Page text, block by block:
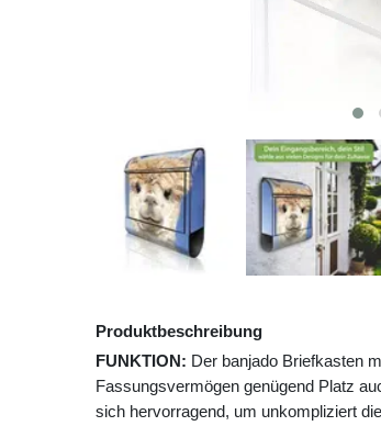
Produktbeschreibung
FUNKTION: Der banjado Briefkasten
Fassungsvermögen genügend Platz
sich hervorragend, um unkompliziert